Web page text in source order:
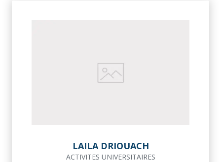
LAILA DRIOUACH
ACTIVITES UNIVERSITAIRES